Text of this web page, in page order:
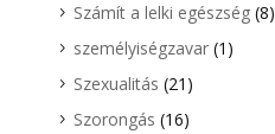
Számít a lelki egészség(8)
személyiségzavar(1)
Szexualitás (21)
Szorongás (16)